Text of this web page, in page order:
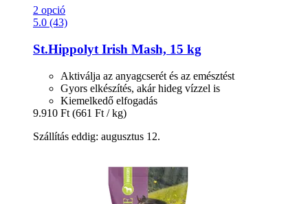
2 opció
5.0 (43)
St.Hippolyt Irish Mash, 15 kg
Aktiválja az anyagcserét és az emésztést
Gyors elkészítés, akár hideg vízzel is
Kiemelkedő elfogadás
9.910 Ft (661 Ft / kg)
Szállítás eddig: augusztus 12.